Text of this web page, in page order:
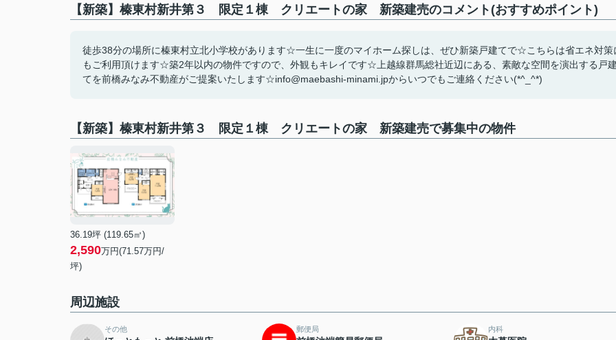
【新築】榛東村新井第３ 限定１棟 クリエートの家 新築建売のコメント(おすすめポイント)
徒歩38分の場所に榛東村立北小学校があります☆一生に一度のマイホーム探しは、ぜひ新築戸建てで☆こちらは省エネ対策
もご利用頂けます☆築2年以内の物件ですので、外観もキレイです☆上越線群馬総社近辺にある、素敵な空間を演出する戸
てを前橋みなみ不動産がご提案いたします☆info@maebashi-minami.jpからいつでもご連絡ください(*^_^*)
【新築】榛東村新井第３ 限定１棟 クリエートの家 新築建売で募集中の物件
36.19坪 (119.65㎡)
2,590万円(71.57万円/
坪)
周辺施設
その他 郵便局 内科